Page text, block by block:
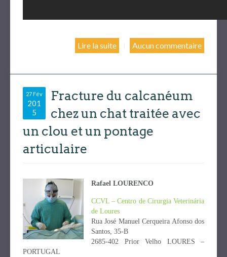
Lire la suite Aucun commentaire
27 Fév
201
5
Fracture du calcanéum
chez un chat traitée avec
un clou et un pontage
articulaire
Rafael LOURENCO
CCVL – Centro de Cirurgia Veterinária
de Loures
Rua José Manuel Cerqueira Afonso dos
Santos, 35-B
2685-402 Prior Velho LOURES –
PORTUGAL